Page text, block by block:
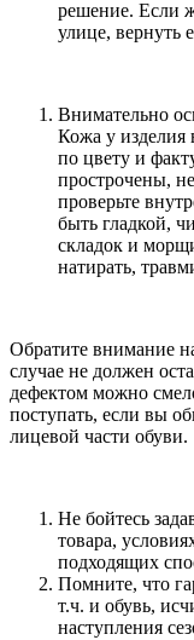
решение. Если
улице, вернуть
Внимательно
Кожа у изделия
по цвету и
прострочены,
проверьте
быть гладкой,
складок и
натирать,
Обратите внимание
случае не должен
дефектом можно
поступать, если вы
лицевой части обуви.
Не бойтесь
товара,
подходящих
Помните, что
т.ч. и обувь,
наступления